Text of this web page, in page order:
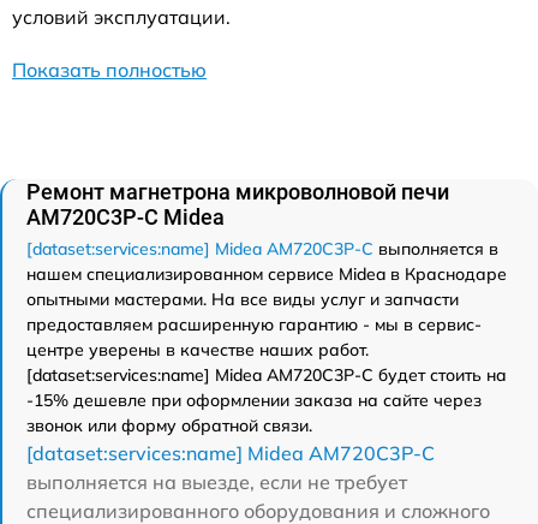
условий эксплуатации.
Показать полностью
Ремонт магнетрона микроволновой печи
AM720C3P-C Midea
[dataset:services:name] Midea AM720C3P-C выполняется в
нашем специализированном сервисе Midea в Краснодаре
опытными мастерами. На все виды услуг и запчасти
предоставляем расширенную гарантию - мы в сервис-
центре уверены в качестве наших работ.
[dataset:services:name] Midea AM720C3P-C будет стоить на
-15% дешевле при оформлении заказа на сайте через
звонок или форму обратной связи.
[dataset:services:name] Midea AM720C3P-C
выполняется на выезде, если не требует
специализированного оборудования и сложного